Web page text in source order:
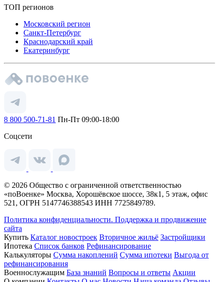
ТОП регионов
Московский регион
Санкт-Петербург
Краснодарский край
Екатеринбург
8 800 500-71-81 Пн-Пт 09:00-18:00
Соцсети
© 2026 Общество с ограниченной ответственностью
«поВоенке» Москва, Хорошёвское шоссе, 38к1, 5 этаж, офис
521, ОГРН 5147746388543 ИНН 7725849789.
Политика конфиденциальности. Поддержка и продвижение
сайта
Купить Каталог новостроек Вторичное жильё Застройщики
Ипотека Список банков Рефинансирование
Калькуляторы Сумма накоплений Сумма ипотеки Выгода от
рефинансирования
Военнослужащим База знаний Вопросы и ответы Акции